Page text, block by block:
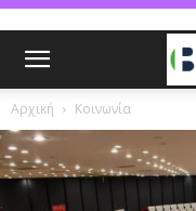
Αρχική Κοινωνία